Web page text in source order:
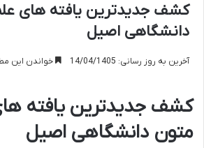
کشف جدیدترین یافته های
دانشگاهی اصیل
آخرین به روز رسانی: 14/04/1405 خواندن این مطلب 17 دقیقه
کشف جدیدترین یافته
متون دانشگاهی اصیل